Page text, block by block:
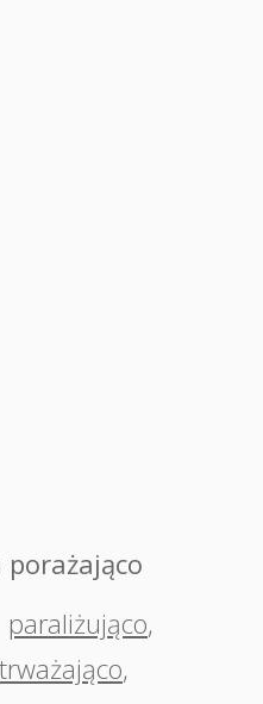
porażająco
paraliżująco,
,